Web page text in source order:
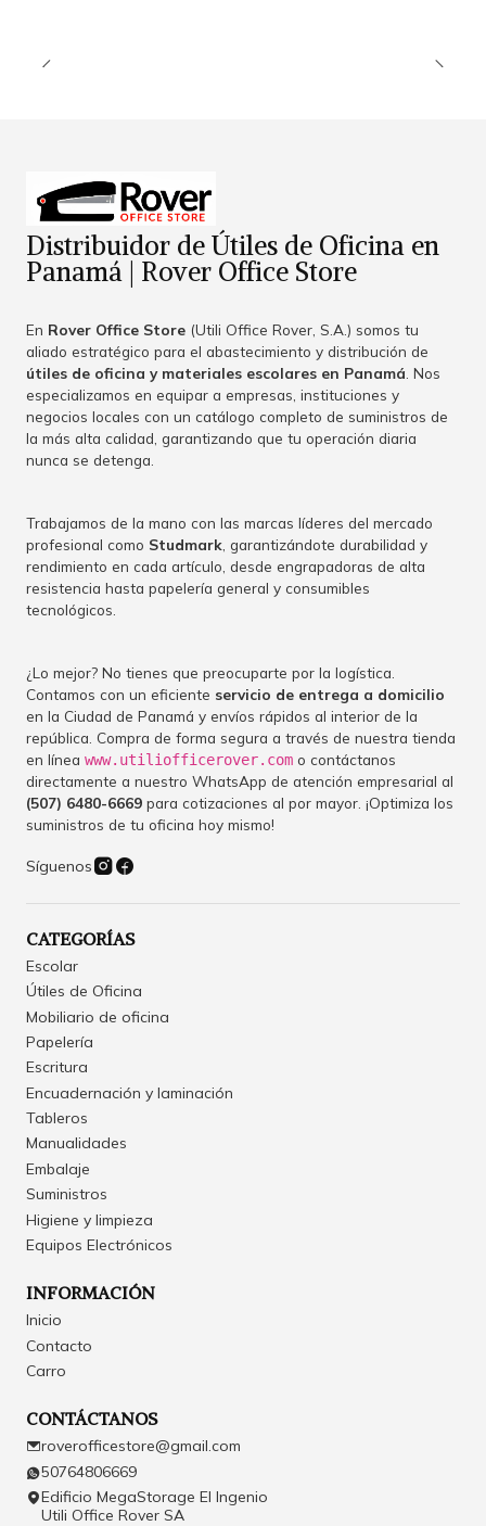
Distribuidor de Útiles de Oficina en
Panamá | Rover Office Store
En Rover Office Store (Utili Office Rover, S.A.) somos tu
aliado estratégico para el abastecimiento y distribución de
útiles de oficina y materiales escolares en Panamá . Nos
especializamos en equipar a empresas, instituciones y
negocios locales con un catálogo completo de suministros de
la más alta calidad, garantizando que tu operación diaria
nunca se detenga.
Trabajamos de la mano con las marcas líderes del mercado
profesional como Studmark , garantizándote durabilidad y
rendimiento en cada artículo, desde engrapadoras de alta
resistencia hasta papelería general y consumibles
tecnológicos.
¿Lo mejor? No tienes que preocuparte por la logística.
Contamos con un eficiente servicio de entrega a domicilio
en la Ciudad de Panamá y envíos rápidos al interior de la
república. Compra de forma segura a través de nuestra tienda
en línea www.utiliofficerover.com o contáctanos
directamente a nuestro WhatsApp de atención empresarial al
(507) 6480-6669 para cotizaciones al por mayor. ¡Optimiza los
suministros de tu oficina hoy mismo!
Síguenos
CATEGORÍAS
Escolar
Útiles de Oficina
Mobiliario de oficina
Papelería
Escritura
Encuadernación y laminación
Tableros
Manualidades
Embalaje
Suministros
Higiene y limpieza
Equipos Electrónicos
INFORMACIÓN
Inicio
Contacto
Carro
CONTÁCTANOS
roverofficestore@gmail.com
50764806669
Edificio MegaStorage El Ingenio
Utili Office Rover SA